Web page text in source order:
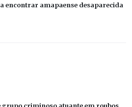
encontrar amapaense desaparecida